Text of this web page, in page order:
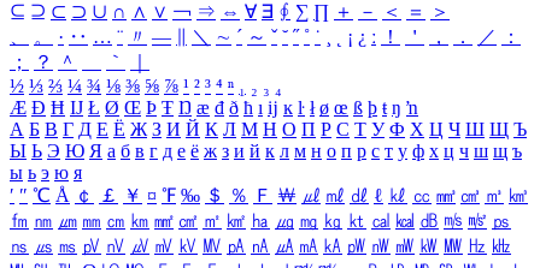
⊆ ⊇ ⊂ ⊃ ∪ ∩ ∧ ∨ ￢ ⇒ ⇔ ∀ ∃ ∮ ∑ ∏ ＋ － ＜ ＝
＞
、
。 · ‥ … ¨ 〃 ― ＼ ∼ ´ ～ ˇ ˘ ˝ ˚ ˙ ¸ ¡ ¿ ː ！ ＇ ， ． ／
：
；
？ ＾ ｀
½ ⅓ ⅔ ¼ ¾ ⅛ ⅜ ⅝ ⅞ ¹ ² ³ ⁴ ⁿ ₁ ₂ ₃ ₄
Æ Ð Ħ Ĳ Ł Ø Œ Þ Ŧ Ŋ æ đ ð ħ ı ĳ ĸ ŀ ł ø œ ß þ ŧ ŋ ŉ
А Б В Г Д Е Ё Ж З И Й К Л М Н О П Р С Т У Ф Х Ц Ч Ш Щ Ъ
Ы Ь Э Ю Я а б в г д е ё ж з и й к л м н о п р с т у ф х ц ч ш щ ъ
ы ь э ю я
′ ″ ℃ Å ￠ ￡ ￥ ¤ ℉ ‰ ＄ ％ Ｆ ￦ ㎕ ㎖ ㎗ ℓ ㎘ ㏄ ㎣ ㎤ ㎥ ㎦
㎙ ㎚ ㎛ ㎜ ㎝ ㎞ ㎟ ㎠ ㎡ ㎢ ㏊ ㎍ ㎎ ㎏ ㏏ ㎈ ㎉ ㏈ ㎧ ㎨ ㎰
㎱ ㎲ ㎳ ㎴ ㎵ ㎶ ㎷ ㎸ ㎹ ㎀ ㎁ ㎂ ㎃ ㎄ ㎺ ㎻ ㎽ ㎾ ㎿ ㎐ ㎑